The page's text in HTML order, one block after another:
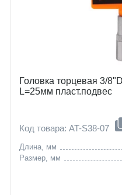
Головка торцевая 3/
L=25мм пласт.подвес
Код товара: AT-S38-07
Длина, мм
Размер, мм